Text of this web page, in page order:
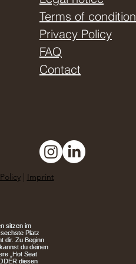
Terms of condition
Privacy Policy
FAQ
Contact
| Imprint